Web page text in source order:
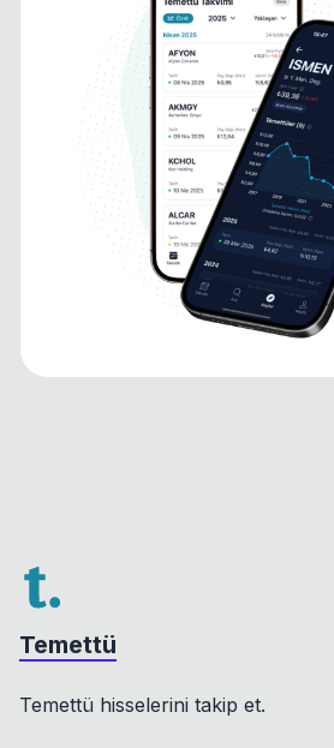
Temettü
Temettü hisselerini takip et.